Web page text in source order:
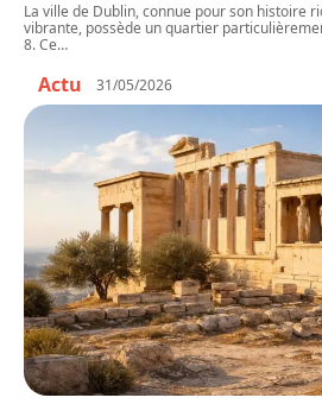
La ville de Dublin, connue pour son histoire
vibrante, possède un quartier
8. Ce…
Actu 31/05/2026